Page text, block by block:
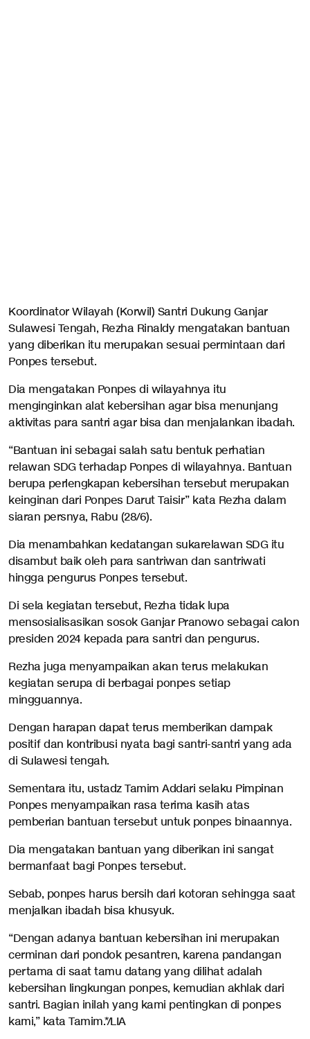
Koordinator Wilayah (Korwil) Santri Dukung Ganjar
Sulawesi Tengah, Rezha Rinaldy mengatakan bantuan
yang diberikan itu merupakan sesuai permintaan dari
Ponpes tersebut.
Dia mengatakan Ponpes di wilayahnya itu
menginginkan alat kebersihan agar bisa menunjang
aktivitas para santri agar bisa dan menjalankan ibadah.
“Bantuan ini sebagai salah satu bentuk perhatian
relawan SDG terhadap Ponpes di wilayahnya. Bantuan
berupa perlengkapan kebersihan tersebut merupakan
keinginan dari Ponpes Darut Taisir” kata Rezha dalam
siaran persnya, Rabu (28/6).
Dia menambahkan kedatangan sukarelawan SDG itu
disambut baik oleh para santriwan dan santriwati
hingga pengurus Ponpes tersebut.
Di sela kegiatan tersebut, Rezha tidak lupa
mensosialisasikan sosok Ganjar Pranowo sebagai calon
presiden 2024 kepada para santri dan pengurus.
Rezha juga menyampaikan akan terus melakukan
kegiatan serupa di berbagai ponpes setiap
mingguannya.
Dengan harapan dapat terus memberikan dampak
positif dan kontribusi nyata bagi santri-santri yang ada
di Sulawesi tengah.
Sementara itu, ustadz Tamim Addari selaku Pimpinan
Ponpes menyampaikan rasa terima kasih atas
pemberian bantuan tersebut untuk ponpes binaannya.
Dia mengatakan bantuan yang diberikan ini sangat
bermanfaat bagi Ponpes tersebut.
Sebab, ponpes harus bersih dari kotoran sehingga saat
menjalkan ibadah bisa khusyuk.
“Dengan adanya bantuan kebersihan ini merupakan
cerminan dari pondok pesantren, karena pandangan
pertama di saat tamu datang yang dilihat adalah
kebersihan lingkungan ponpes, kemudian akhlak dari
santri. Bagian inilah yang kami pentingkan di ponpes
kami,” kata Tamim.*/LIA